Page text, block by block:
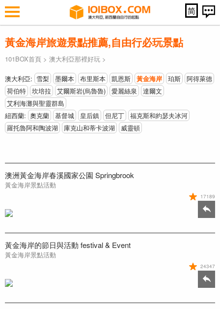
简
黃金海岸旅遊景點推薦,自由行必玩景點
101BOX首頁 > 澳大利亞那裡好玩 >
澳大利亞: 雪梨 墨爾本 布里斯本 凱恩斯 黃金海岸 珀斯
阿得萊德
荷伯特
坎培拉 艾爾斯岩(烏魯魯) 愛麗絲泉
達爾文
艾利海灘與聖靈群島
紐西蘭: 奧克蘭 基督城 皇后鎮 但尼丁
福克斯和約瑟夫冰河
羅托魯阿和陶波湖
庫克山和蒂卡波湖 威靈頓
澳洲黃金海岸春溪國家公園 Springbrook
黃金海岸景點活動
17189
黃金海岸的節日與活動 festival & Event
黃金海岸景點活動
24347